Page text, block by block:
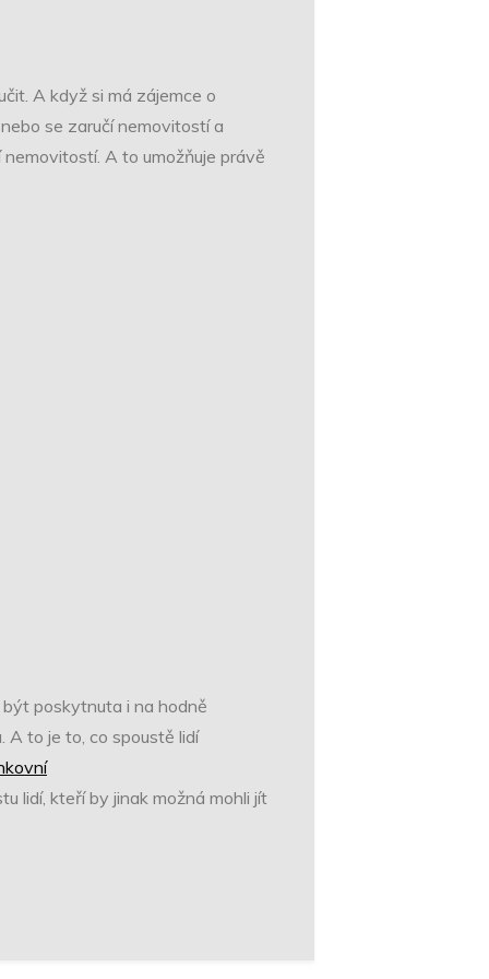
A když si má zájemce o
se zaručí nemovitostí a
A to umožňuje právě
poskytnuta i na hodně
A to je to, co spoustě lidí
lidí, kteří by jinak možná mohli jít